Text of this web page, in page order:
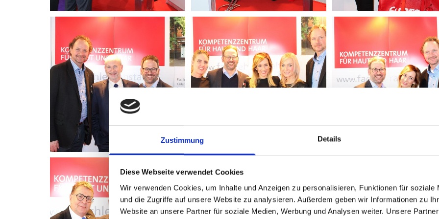
Zustimmung Details
Diese Webseite verwendet Cookies
Wir verwenden Cookies, um Inhalte und Anzeigen zu personalisieren, Funktionen für soziale
und die Zugriffe auf unsere Website zu analysieren. Außerdem geben wir Informationen zu
Website an unsere Partner für soziale Medien, Werbung und Analysen weiter. Unsere